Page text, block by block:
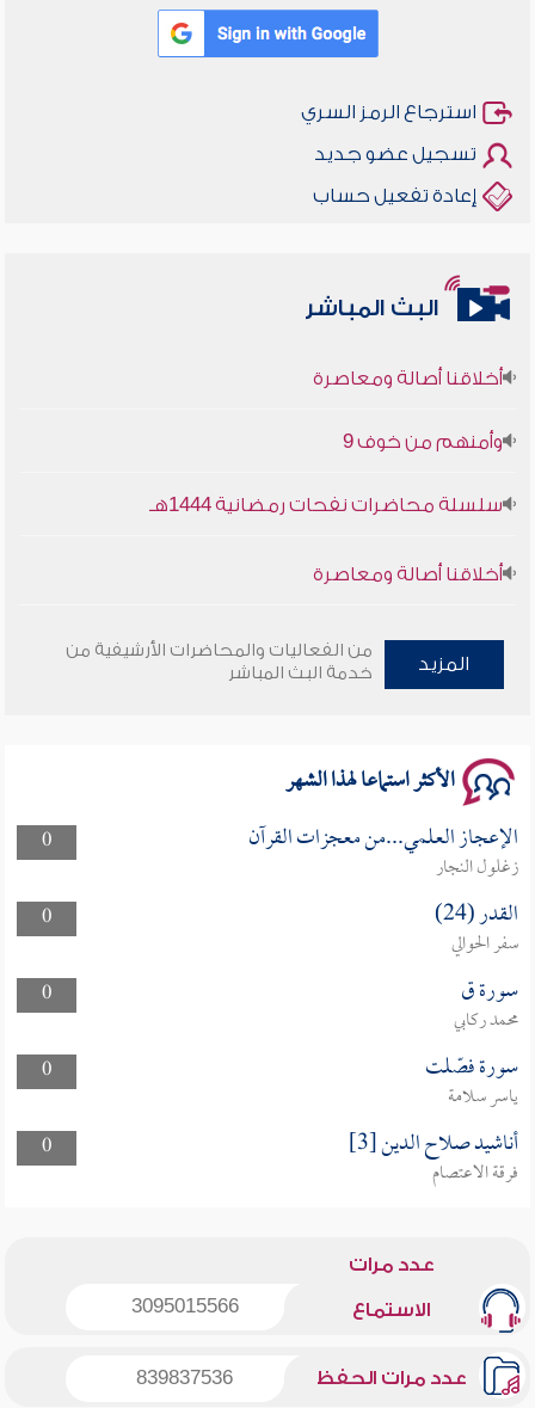
استرجاع الرمز السري
تسجيل عضو جديد
إعادة تفعيل حساب
البث المباشر
سلسلة محاضرات نفحات رمضانية 1444هـ
المزيد
من الفعاليات والمحاضرات الأرشيفية من
خدمة البث المباشر
الأكثر استماعا لهذا الشهر
0 الإعجاز العلمي...من معجزات القرآن
زغلول النجار
0
القدر (24)
سفر الحوالي
0
سورة ق
محمد ركابي
0
سورة فصّلت
ياسر سلامة
0
أناشيد صلاح الدين [3]
فرقة الاعتصام
عدد مرات
الاستماع 3095015566
عدد مرات الحفظ 839837536